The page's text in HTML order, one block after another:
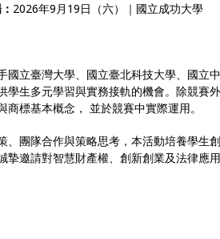
2026年9月19日（六）｜國立成功大學
國立臺灣大學、國立臺北科技大學、國立
學生多元學習與實務接軌的機會。除競賽
商標基本概念， 並於競賽中實際運用。
、團隊合作與策略思考，本活動培養學生
摯邀請對智慧財產權、創新創業及法律應